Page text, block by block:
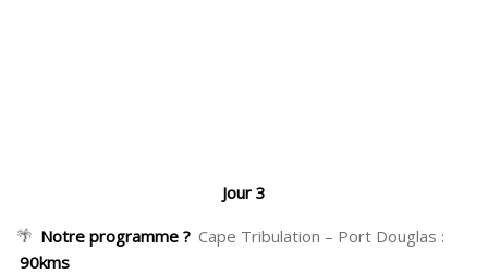
Jour 3
🌴 Notre programme ? Cape Tribulation – Port Douglas :
90kms